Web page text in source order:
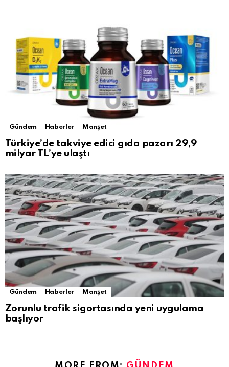
Gündem Haberler Manşet
Türkiye’de takviye edici gıda pazarı 29,9
milyar TL’ye ulaştı
Gündem Haberler Manşet
Zorunlu trafik sigortasında yeni uygulama
başlıyor